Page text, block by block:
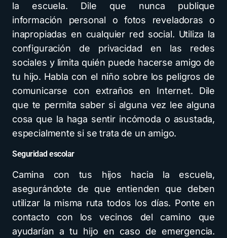
la escuela. Dile que nunca publique
información personal o fotos reveladoras o
inapropiadas en cualquier red social. Utiliza la
configuración de privacidad en las redes
sociales y limita quién puede hacerse amigo de
tu hijo. Habla con el niño sobre los peligros de
comunicarse con extraños en Internet. Dile
que te permita saber si alguna vez lee alguna
cosa que la haga sentir incómoda o asustada,
especialmente si se trata de un amigo.
Seguridad escolar
Camina con tus hijos hacia la escuela,
asegurándote de que entienden que deben
utilizar la misma ruta todos los días. Ponte en
contacto con los vecinos del camino que
ayudarían a tu hijo en caso de emergencia.